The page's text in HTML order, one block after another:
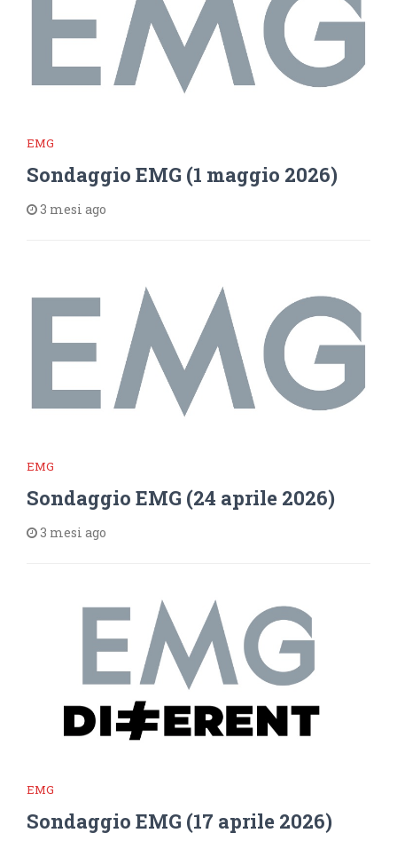
EMG
Sondaggio EMG (1 maggio 2026)
3 mesi ago
EMG
Sondaggio EMG (24 aprile 2026)
3 mesi ago
EMG
Sondaggio EMG (17 aprile 2026)